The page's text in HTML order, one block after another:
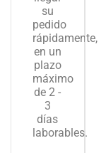
su
pedido
rápidamente,
en un
plazo
máximo
de 2 -
3
días
laborables.